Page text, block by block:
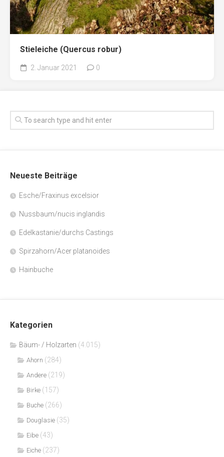
Stieleiche (Quercus robur)
2. Januar 2021 0
Neueste Beiträge
Esche/Fraxinus excelsior
Nussbaum/nucis inglandis
Edelkastanie/durchs Castings
Spirzahorn/Acer platanoides
Hainbuche
Kategorien
Bäum- / Holzarten (4.015)
Ahorn (284)
Andere (219)
Birke (157)
Buche (266)
Douglasie (35)
Eibe (43)
Eiche (237)